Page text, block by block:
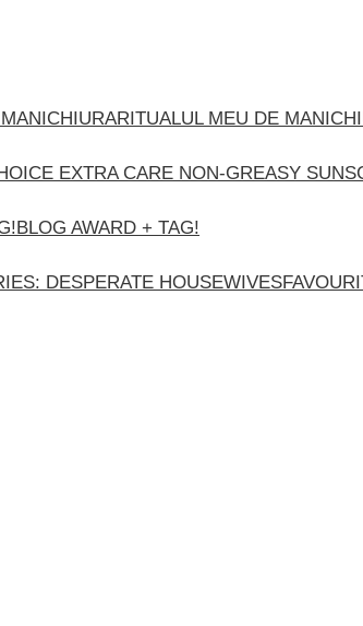
RITUALUL MEU DE
EXTRA CARE NON-GREASY
BLOG AWARD + TAG!